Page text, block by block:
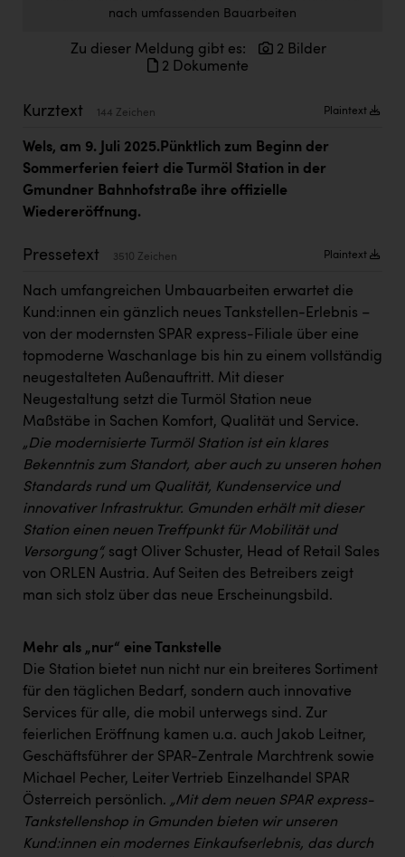
Doppler Gruppe
ERLUS AG
Firmenradl
Fristads Austria
HIG Infomotion Group
IFE Austria GmbH
Immotech
INTERSPAR
INTERSPORT Austria
Jesolo
Jane Goodall Institute Austria
Kärcher
Karin Liedl
KEBA
KLIPP Frisör
Maximarkt
Oldtimer Raststationen und Motorhotels
Österreichischer Kachelofenverband
Orlen
Passage Linz
PEZ
nach umfassenden Bauarbeiten
Zu dieser Meldung gibt es:
2 Bilder
2 Dokumente
Kurztext 144 Zeichen Plaintext
Wels, am 9. Juli 2025. Pünktlich zum Beginn der
Sommerferien feiert die Turmöl Station in der
Gmund ner Bahnhofstraße ihre offizielle
Wiedereröffnung.
Pressetext 3510 Zeichen Plaintext
Nach umfangreichen Umbauarbeiten erwartet die
Kund:innen ein gänzlich neues Tankstellen-Erlebnis –
von der modernsten SPAR express-Filiale über eine
topmoderne Waschanlage bis hin zu einem vollständig
neugestalteten Außenauftritt. Mit dieser
Neugestaltung setzt die Turmöl Station neue
Maßstäbe in Sachen Komfort, Qualität und Service.
„Die modernisierte Turmöl Station ist ein klares
Bekenntnis zum Standort, aber auch zu unseren hohen
Standards rund um Qualität, Kundenservice und
innovativer Infrastruktur. Gmunden erhält mit dieser
Station einen neuen Treffpunkt für Mobilität und
Versorgung“, sagt Oliver Schuster, Head of Retail Sales
von ORLEN Austria. Auf Seiten des Betreibers zeigt
man sich stolz über das neue Erscheinungsbild.
Mehr als „nur“ eine Tankstelle
Die Station bietet nun nicht nur ein breiteres Sortiment
für den täglichen Bedarf, sondern auch innovative
Services für alle, die mobil unterwegs sind. Zur
feierlichen Eröffnung kamen u.a. auch Jakob Leitner,
Geschäftsführer der SPAR-Zentrale Marchtrenk sowie
Michael Pecher, Leiter Vertrieb Einzelhandel SPAR
Österreich persönlich. „Mit dem neuen SPAR express-
Tankstellenshop in Gmunden bieten wir unseren
Kund:innen ein modernes Einkaufserlebnis, das durch